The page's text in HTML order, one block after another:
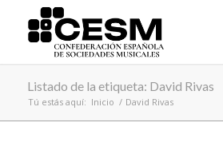
Listado de la etiqueta: David Rivas
Tú estás aquí: Inicio / David Rivas